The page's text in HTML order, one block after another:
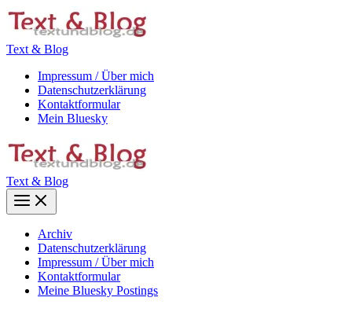
Zum
Inhalt
Text & Blog
Impressum / Über mich
Datenschutzerklärung
Kontaktformular
Mein Bluesky
Text & Blog
Main
Menu
Archiv
Datenschutzerklärung
Impressum / Über mich
Kontaktformular
Meine Bluesky Postings